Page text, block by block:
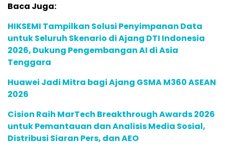
Baca Juga:
HIKSEMI Tampilkan Solusi Penyimpanan Data
untuk Seluruh Skenario di Ajang DTI Indonesia
2026, Dukung Pengembangan AI di Asia
Tenggara
Huawei Jadi Mitra bagi Ajang GSMA M360 ASEAN
2026
Cision Raih MarTech Breakthrough Awards 2026
untuk Pemantauan dan Analisis Media Sosial,
Distribusi Siaran Pers, dan AEO